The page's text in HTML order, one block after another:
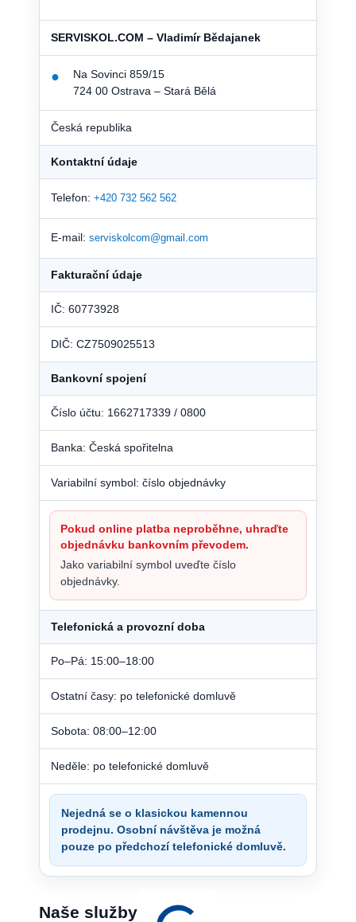
SERVISKOL.COM – Vladimír Bědajanek
●
Na Sovinci 859/15
724 00 Ostrava – Stará Bělá
Česká republika
Kontaktní údaje
Telefon: +420 732 562 562
E-mail: serviskolcom@gmail.com
Fakturační údaje
IČ: 60773928
DIČ: CZ7509025513
Bankovní spojení
Číslo účtu: 1662717339 / 0800
Banka: Česká spořitelna
Variabilní symbol: číslo objednávky
Pokud online platba neproběhne, uhraďte
objednávku bankovním převodem.
Jako variabilní symbol uveďte číslo
objednávky.
Telefonická a provozní doba
Po–Pá: 15:00–18:00
Ostatní časy: po telefonické domluvě
Sobota: 08:00–12:00
Neděle: po telefonické domluvě
Nejedná se o klasickou kamennou
prodejnu. Osobní návštěva je možná
pouze po předchozí telefonické domluvě.
Naše služby